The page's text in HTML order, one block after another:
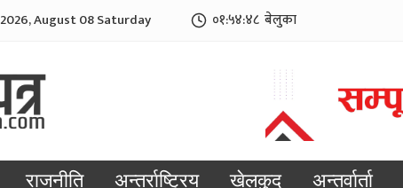
2026, August 08 Saturday ०१:५४:५० बेलुका
राजनीति अन्तर्राष्ट्रिय खेलकुद अन्तर्वार्ता